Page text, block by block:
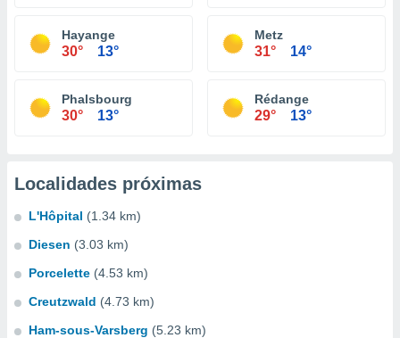
Hayange
30° 13°
Metz
31° 14°
Phalsbourg
30° 13°
Rédange
29° 13°
Localidades próximas
L'Hôpital (1.34 km)
Diesen (3.03 km)
Porcelette (4.53 km)
Creutzwald (4.73 km)
Ham-sous-Varsberg (5.23 km)